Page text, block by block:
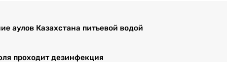
аулов Казахстана питьевой водой
проходит дезинфекция